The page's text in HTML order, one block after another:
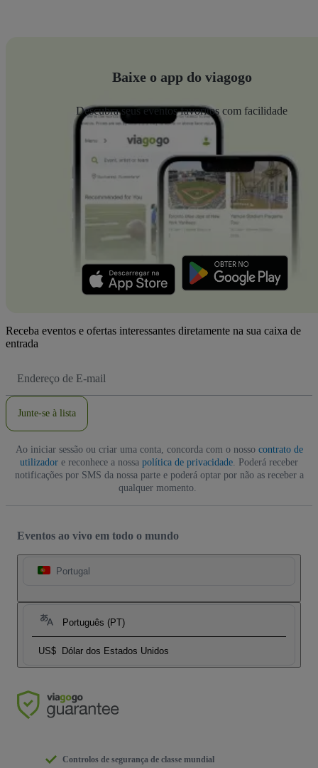
Baixe o app do viagogo
Descubra seus eventos favoritos com facilidade
Receba eventos e ofertas interessantes diretamente na sua caixa de
entrada
de
Junte-se à lista
Ao iniciar sessão ou criar uma conta, concorda com o nosso contrato de
utilizador e reconhece a nossa política de privacidade. Poderá receber
notificações por SMS da nossa parte e poderá optar por não as receber a
qualquer momento.
Eventos ao vivo em todo o mundo
Portugal
Português (PT)
US$ Dólar dos Estados Unidos
Controlos de segurança de classe mundial